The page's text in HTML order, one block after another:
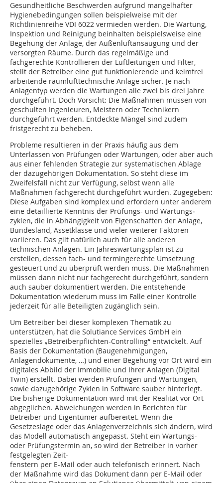
Gesundheitliche Beschwerden aufgrund mangelhafter
Hygienebedingungen sollen beispielweise mit der
Richtlinien­reihe VDI 6022 vermieden werden. Die Wartung,
Inspektion und Reinigung beinhalten beispielsweise eine
Begehung der Anlage, der Außenluftansaugung und der
versorgten Räume. Durch das regelmäßige und
fachgerechte Kontrollieren der Luftleitungen und Filter,
stellt der Betreiber eine gut funktionierende und keimfrei
arbeitende raumlufttechnische Anlage sicher. Je nach
Anlagentyp werden die Wartungen alle zwei bis drei Jahre
durchgeführt. Doch Vorsicht: Die Maßnahmen müssen von
geschulten ­Ingenieuren, Meistern oder Technikern
durchgeführt werden. Entdeckte Mängel sind zudem
fristgerecht zu beheben.
Probleme resultieren in der Praxis häufig aus dem
Unterlassen von Prüfungen oder Wartungen, oder aber auch
aus einer fehlenden Strategie zur systematischen Ablage
der dazugehörigen Dokumentation. So steht diese im
Zweifelsfall nicht zur Verfügung, selbst wenn alle
Maßnahmen fachgerecht durchgeführt wurden. Zugegeben:
Diese Aufgaben sind komplex und erfordern unter anderem
eine detaillierte Kenntnis der Prüfungs- und Wartungs­
zyklen, die in Abhängigkeit von Eigenschaften der Anlage,
Bundesland, Assetklasse und vieler weiterer Faktoren
variieren. Das gilt natürlich auch für alle anderen
technischen Anlagen. Ein Jahreswartungsplan ist zu
erstellen, dessen fach- und termingerechte Umsetzung
gesteuert und zu überprüft werden muss. Die Maßnahmen
müssen dann nicht nur fachgerecht durchgeführt, sondern
auch sauber dokumentiert werden. Die entstehende
Dokumentation wiederum muss im Falle einer Kontrolle
jederzeit für alle Beteiligten zugänglich sein.
Um Betreiber bei dieser komplexen Thematik zu
unterstützen, hat die Solutiance Services GmbH ein
spezielles „Betreiberpflichten-Controlling“ entwickelt. Auf
Basis der Dokumentation (Baugenehmigungen,
Anlagendokumente, …) und einer Begehung vor Ort wird ein
digitales Abbild der Immobilie und Ihrer Anlagen (Digital
Twin) erstellt. Dabei werden Prüfungen und Wartungen,
sowie dazugehörige Zyklen in Software sauber hinterlegt.
Die bisherige Dokumentation wird mit der Realität vor Ort
abgeglichen. Abweichungen werden in Berichten für
Betreiber und Eigentümer aufbereitet. Wenn die
Gesetzeslage oder das Anlagenverzeichnis sich ändern, wird
das Modell automatisch angepasst. Steht ein Wartungs-
oder Prüfungstermin an, so wird der Betreiber in vorher
festgelegten Zeit-
fenstern per E-Mail oder auch telefonisch erinnert. Nach
der Maßnahme wird das Dokument dann per E-Mail oder